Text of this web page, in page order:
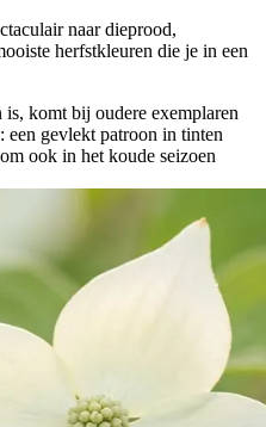
naar dieprood,
herfstkleuren die je in een
is, komt bij oudere exemplaren
een gevlekt patroon in tinten
ook in het koude seizoen